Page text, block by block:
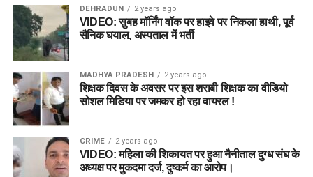
DEHRADUN 2 years ago
VIDEO: सुबह मॉर्निंग वॉक पर हाइवे पर निकला हाथी, पूर्व
सैनिक घयाल, अस्पताल में भर्ती
MADHYA PRADESH 2 years ago
शिक्षक दिवस के अवसर पर इस शराबी शिक्षक का वीडियो
सोशल मिडिया पर जमकर हो रहा वायरल !
CRIME 2 years ago
VIDEO: महिला की शिकायत पर हुआ नैनीताल दुग्ध संघ के
अध्यक्ष पर मुकदमा दर्ज, दुष्कर्म का आरोप।